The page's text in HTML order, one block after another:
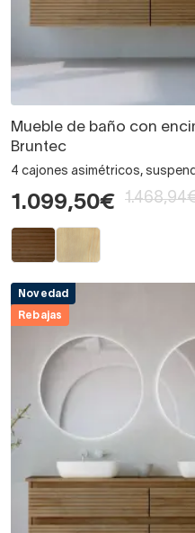
Mueble de baño con
Bruntec
4 cajones asimétricos,
1.099,50€
Novedad
Rebajas